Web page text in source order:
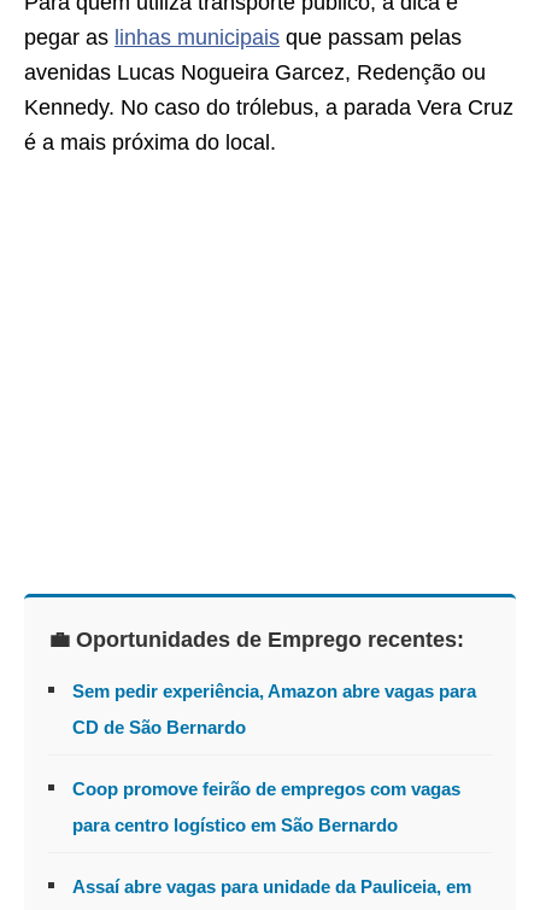
pegar as linhas municipais que passam pelas
avenidas Lucas Nogueira Garcez, Redenção ou
Kennedy. No caso do trólebus, a parada Vera Cruz
é a mais próxima do local.
💼 Oportunidades de Emprego recentes:
Sem pedir experiência, Amazon abre vagas para
CD de São Bernardo
Coop promove feirão de empregos com vagas
para centro logístico em São Bernardo
Assaí abre vagas para unidade da Pauliceia, em